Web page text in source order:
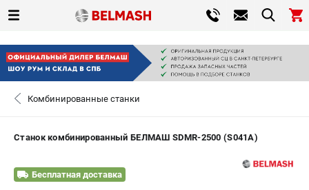
САНКТ-ПЕТЕРБУРГ
0
Комбинированные станки
Станок комбинированный БЕЛМАШ SDMR-2500 (S041A)
Бесплатная доставка